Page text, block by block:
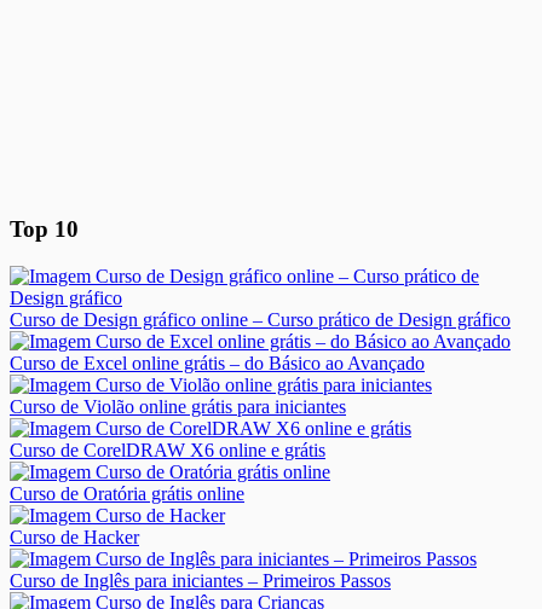
Top 10
Curso de Design gráfico online – Curso prático de Design gráfico
Curso de Excel online grátis – do Básico ao Avançado
Curso de Violão online grátis para iniciantes
Curso de CorelDRAW X6 online e grátis
Curso de Oratória grátis online
Curso de Hacker
Curso de Inglês para iniciantes – Primeiros Passos